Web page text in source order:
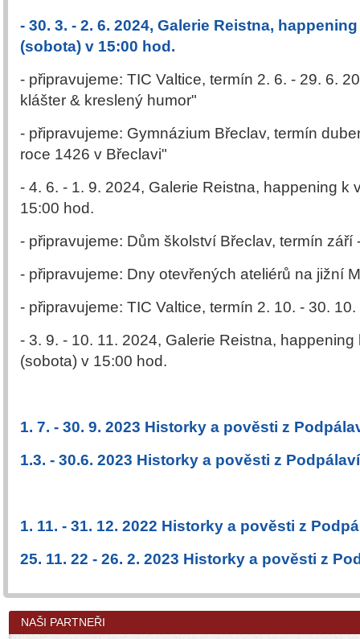
- 30. 3. - 2. 6. 2024, Galerie Reistna,
(sobota) v 15:00 hod.
- připravujeme: TIC Valtice, termín 2. 6. - 29. 6.
klášter & kreslený humor"
- připravujeme: Gymnázium Břeclav, termín
roce 1426 v Břeclavi"
- 4. 6. - 1. 9. 2024, Galerie Reistna, happening k
15:00 hod.
- připravujeme: Dům školství Břeclav, termín září
- připravujeme: Dny otevřených ateliérů na jižní
- připravujeme: TIC Valtice, termín 2. 10. - 30.
- 3. 9. - 10. 11. 2024, Galerie Reistna,
(sobota) v 15:00 hod.
1. 7. - 30. 9. 2023 Historky a pověsti z
1.3. - 30.6. 2023 Historky a pověsti z Podpálaví
1. 11. - 31. 12. 2022 Historky a pověsti z
25. 11. 22 - 26. 2. 2023 Historky a pověsti z
NAŠI PARTNEŘI